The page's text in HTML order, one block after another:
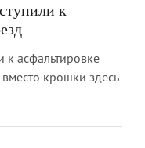
к
асфальтировке
крошки здесь